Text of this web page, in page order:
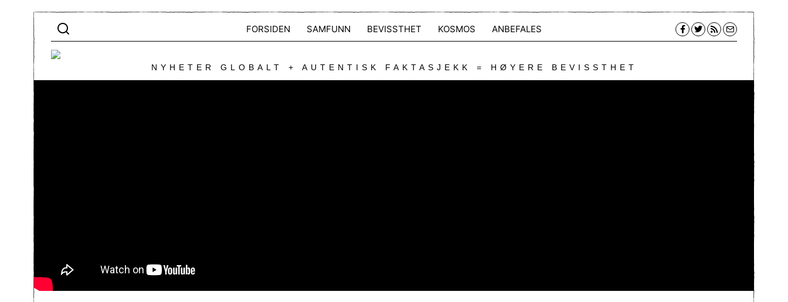
FORSIDEN SAMFUNN BEVISSTHET KOSMOS ANBEFALES
NYHETER GLOBALT + AUTENTISK FAKTASJEKK = HØYERE BEVISSTHET